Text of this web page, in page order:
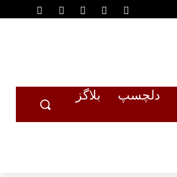
دلچسپ
بلاگز